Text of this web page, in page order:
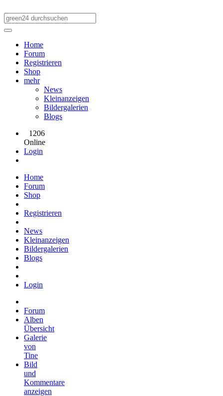
Home
Forum
Registrieren
Shop
mehr
News
Kleinanzeigen
Bildergalerien
Blogs
1206
Online
Login
Home
Forum
Shop
Registrieren
News
Kleinanzeigen
Bildergalerien
Blogs
Login
Forum
Alben
Übersicht
Galerie
von
Tine
Bild
und
Kommentare
anzeigen